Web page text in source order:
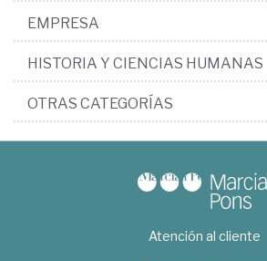
EMPRESA
HISTORIA Y CIENCIAS HUMANAS
OTRAS CATEGORÍAS
Atención al cliente